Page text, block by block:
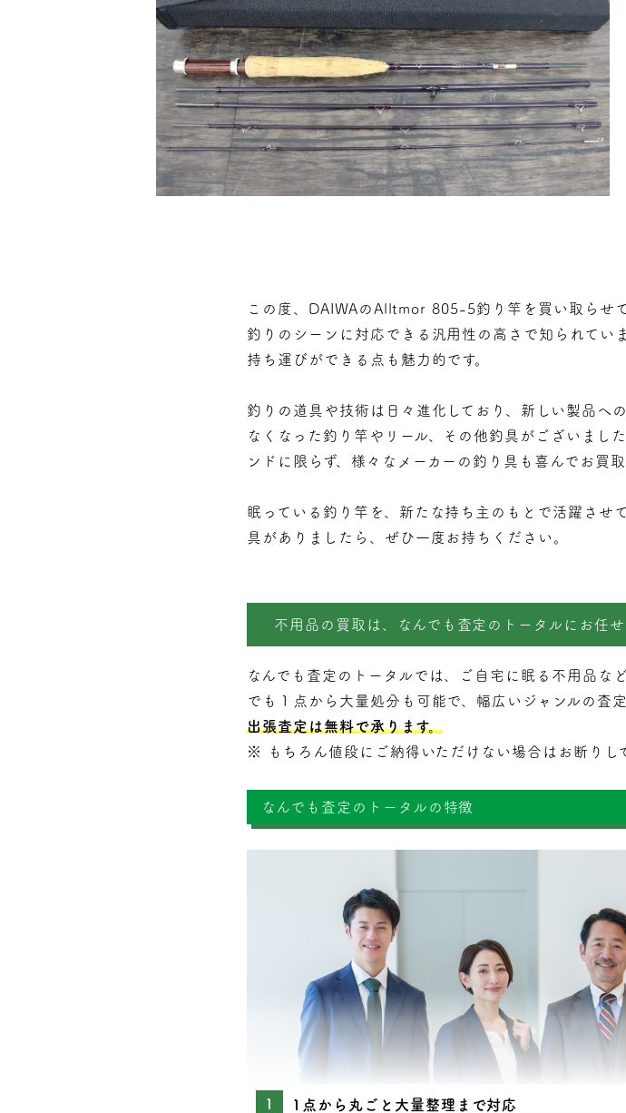
この度、DAIWAのAlltmor 805-5釣り竿を買い取らせ
釣りのシーンに対応できる汎用性の高さで知られてい
持ち運びができる点も魅力的です。
釣りの道具や技術は日々進化しており、新しい製品へ
なくなった釣り竿やリール、その他釣具がございまし
ンドに限らず、様々なメーカーの釣り具も喜んでお買取
眠っている釣り竿を、新たな持ち主のもとで活躍させ
具がありましたら、ぜひ一度お持ちください。
不用品の買取は、なんでも査定のトータルにお任せ
なんでも査定のトータルでは、ご自宅に眠る不用品な
でも１点から大量処分も可能で、幅広いジャンルの査定
出張査定は無料で承ります。
※ もちろん値段にご納得いただけない場合はお断りし
なんでも査定のトータルの特徴
1点から丸ごと大量整理まで対応